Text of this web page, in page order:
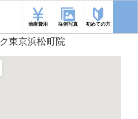
治療費用 症例写真 初めての方
東京浜松町院